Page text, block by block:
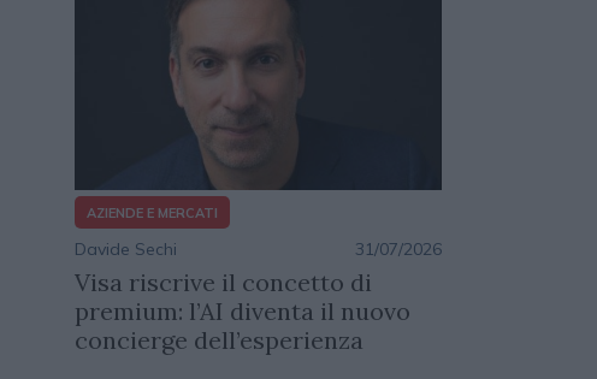
AZIENDE E MERCATI
Davide Sechi 31/07/2026
Visa riscrive il concetto di
premium: l’AI diventa il nuovo
concierge dell’esperienza